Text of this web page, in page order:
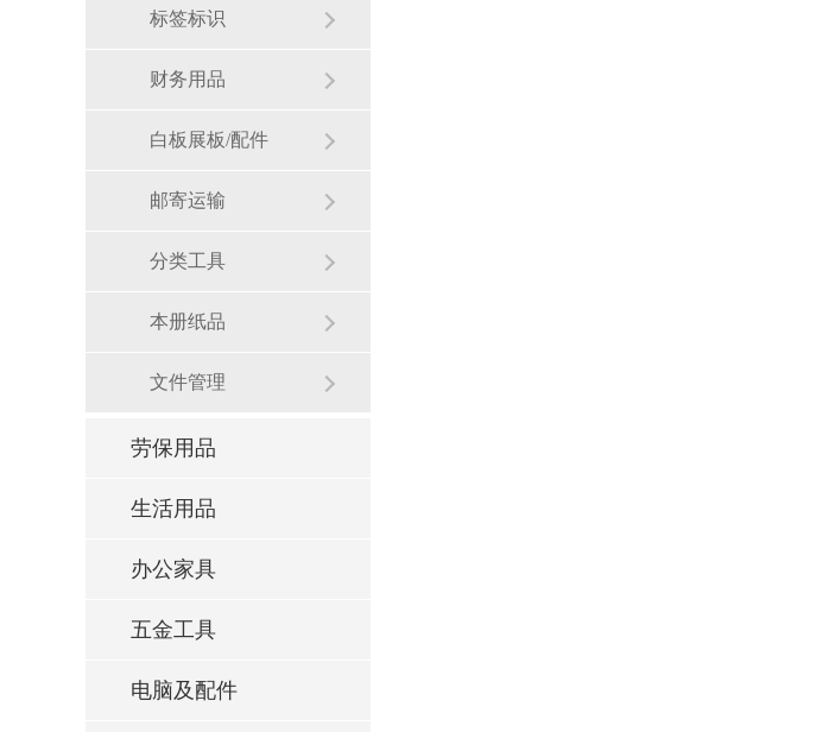
标签标识
财务用品
白板展板/配件
邮寄运输
分类工具
本册纸品
文件管理
劳保用品
生活用品
办公家具
五金工具
电脑及配件